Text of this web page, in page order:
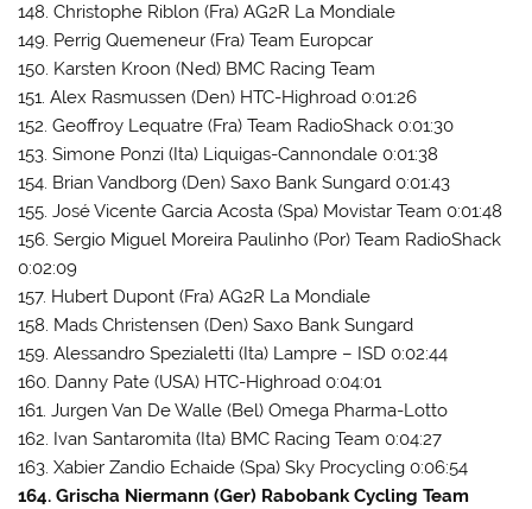
148. Christophe Riblon (Fra) AG2R La Mondiale
149. Perrig Quemeneur (Fra) Team Europcar
150. Karsten Kroon (Ned) BMC Racing Team
151. Alex Rasmussen (Den) HTC-Highroad 0:01:26
152. Geoffroy Lequatre (Fra) Team RadioShack 0:01:30
153. Simone Ponzi (Ita) Liquigas-Cannondale 0:01:38
154. Brian Vandborg (Den) Saxo Bank Sungard 0:01:43
155. José Vicente Garcia Acosta (Spa) Movistar Team 0:01:48
156. Sergio Miguel Moreira Paulinho (Por) Team RadioShack
0:02:09
157. Hubert Dupont (Fra) AG2R La Mondiale
158. Mads Christensen (Den) Saxo Bank Sungard
159. Alessandro Spezialetti (Ita) Lampre – ISD 0:02:44
160. Danny Pate (USA) HTC-Highroad 0:04:01
161. Jurgen Van De Walle (Bel) Omega Pharma-Lotto
162. Ivan Santaromita (Ita) BMC Racing Team 0:04:27
163. Xabier Zandio Echaide (Spa) Sky Procycling 0:06:54
164. Grischa Niermann (Ger) Rabobank Cycling Team